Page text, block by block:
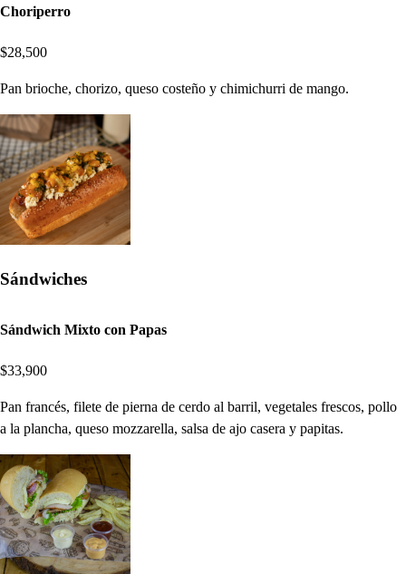
Choriperro
$28,500
Pan brioche, chorizo, queso costeño y chimichurri de mango.
Sándwiches
Sándwich Mixto con Papas
$33,900
Pan francés, filete de pierna de cerdo al barril, vegetales frescos, pollo
a la plancha, queso mozzarella, salsa de ajo casera y papitas.